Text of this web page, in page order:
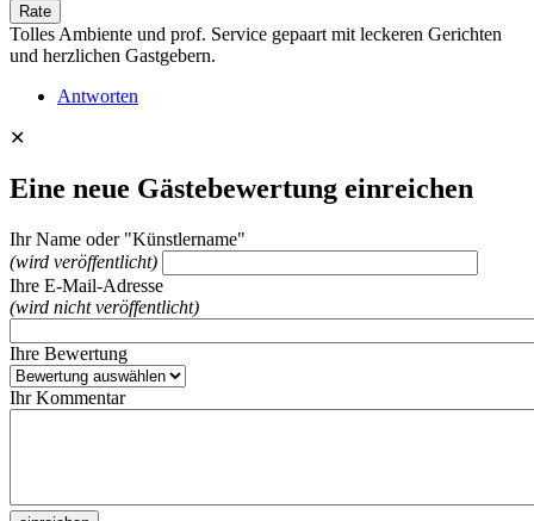
Tolles Ambiente und prof. Service gepaart mit leckeren Gerichten
und herzlichen Gastgebern.
Antworten
✕
Eine neue Gästebewertung einreichen
Ihr Name oder "Künstlername"
(wird veröffentlicht)
Ihre E-Mail-Adresse
(wird nicht veröffentlicht)
Ihre Bewertung
Ihr Kommentar